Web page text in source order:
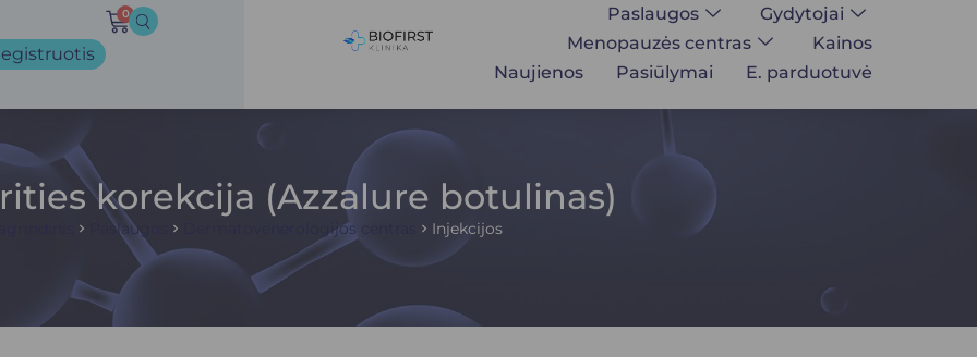
0 Paslaugos
Gydytojai
Menopauzės centras
Kainos
Naujienos
Pasiūlymai E. parduotuvė
korekcija (Azzalure botulinas)
Paslaugos Dermatovenerologijos centras Injekcijos